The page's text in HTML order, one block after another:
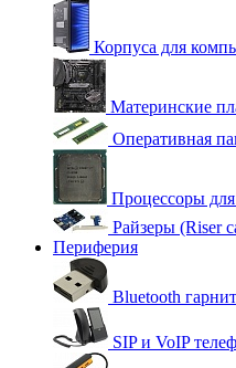
Корпуса для
Материнские
Оперативная
Процессоры
Райзеры (Riser
Периферия
Bluetooth
SIP и VoIP